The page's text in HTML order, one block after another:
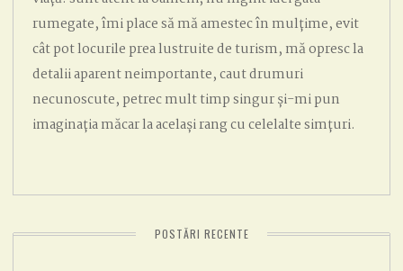
rumegate, îmi place să mă amestec în mulțime, evit
cât pot locurile prea lustruite de turism, mă opresc la
detalii aparent neimportante, caut drumuri
necunoscute, petrec mult timp singur și-mi pun
imaginația măcar la același rang cu celelalte simțuri.
POSTĂRI RECENTE